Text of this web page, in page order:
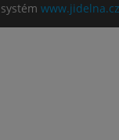
www.jidelna.cz